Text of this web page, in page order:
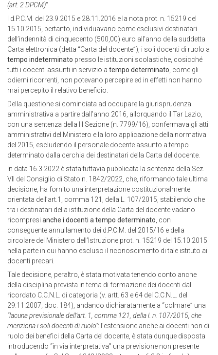
(art. 2 DPCM)“.
I d.P.C.M. del 23.9.2015 e 28.11.2016 e la nota prot. n. 15219 del
15.10.2015, pertanto, individuavano come esclusivi destinatari
dell’indennità di cinquecento (500,00) euro all’anno della suddetta
Carta elettronica (detta “Carta del docente”), i soli docenti di ruolo a
tempo indeterminato presso le istituzioni scolastiche, cosicché
tutti i docenti assunti in servizio a tempo determinato , come gli
odierni ricorrenti, non potevano percepire ed in effetti non hanno
mai percepito il relativo beneficio.
Della questione si cominciata ad occupare la giurisprudenza
amministrativa a partire dall’anno 2016, allorquando il Tar Lazio,
con una sentenza della III Sezione (n. 7799/16), confermava gli atti
amministrativi del Ministero e la loro applicazione della normativa
del 2015, escludendo il personale docente assunto a tempo
determinato dalla cerchia dei destinatari della Carta del docente.
In data 16.3.2022 è stata tuttavia pubblicata la sentenza della Sez.
VII del Consiglio di Stato n. 1842/2022, che, riformando tale ultima
decisione, ha fornito una interpretazione costituzionalmente
orientata dell’art.1, comma 121, della L. 107/2015, stabilendo che
tra i destinatari della istituzione della Carta del docente vadano
ricompresi anche i docenti a tempo determinato , con
conseguente annullamento dei d.P.C.M. del 2015/16 e della
circolare del Ministero dell’Istruzione prot. n. 15219 del 15.10.2015
nella parte in cui hanno escluso il riconoscimento di tale istituto ai
docenti precari.
Tale decisione, peraltro, è stata motivata tenendo conto anche
della disciplina prevista in tema di formazione dei docenti dal
ricordato C.C.N.L. di categoria (v. artt. 63 e 64 del C.C.N.L. del
29.11.2007; doc. 184), andando dichiaratamente a “colmare” una
“lacuna previsionale dell’art. 1, comma 121, della l. n. 107/2015, che
menziona i soli docenti di ruolo”: l’estensione anche ai docenti non di
ruolo dei benefici della Carta del docente, è stata dunque disposta
introducendo “in via interpretativa” una previsione non presente